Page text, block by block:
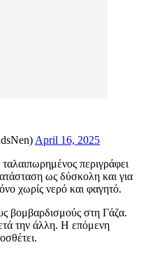
April 16, 2025
περιγράφει
ως δύσκολη και για
χωρίς νερό και φαγητό.
βομβαρδισμούς στη Γάζα.
την άλλη. Η επόμενη